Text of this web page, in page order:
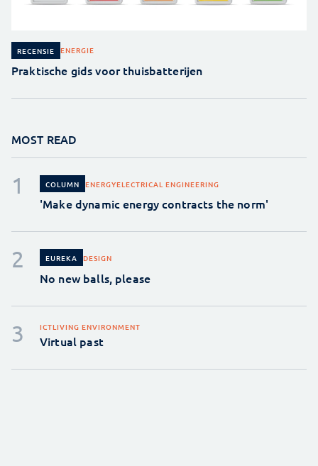
RECENSIE ENERGIE
Praktische gids voor thuisbatterijen
MOST READ
COLUMN ENERGYELECTRICAL ENGINEERING
'Make dynamic energy contracts the norm'
EUREKA DESIGN
No new balls, please
ICTLIVING ENVIRONMENT
Virtual past